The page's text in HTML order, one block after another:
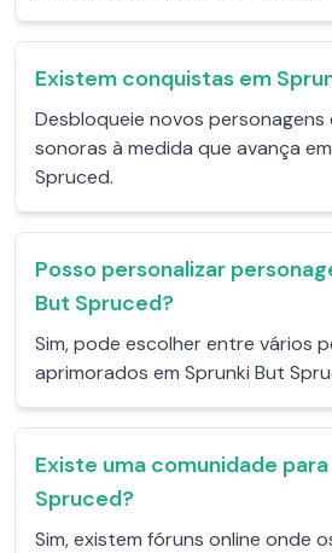
Existem conquistas em
Desbloqueie novos personagens
sonoras à medida que avança
Spruced.
Posso personalizar
But Spruced?
Sim, pode escolher entre vários
aprimorados em Sprunki But
Existe uma comunidade
Spruced?
Sim, existem fóruns online onde